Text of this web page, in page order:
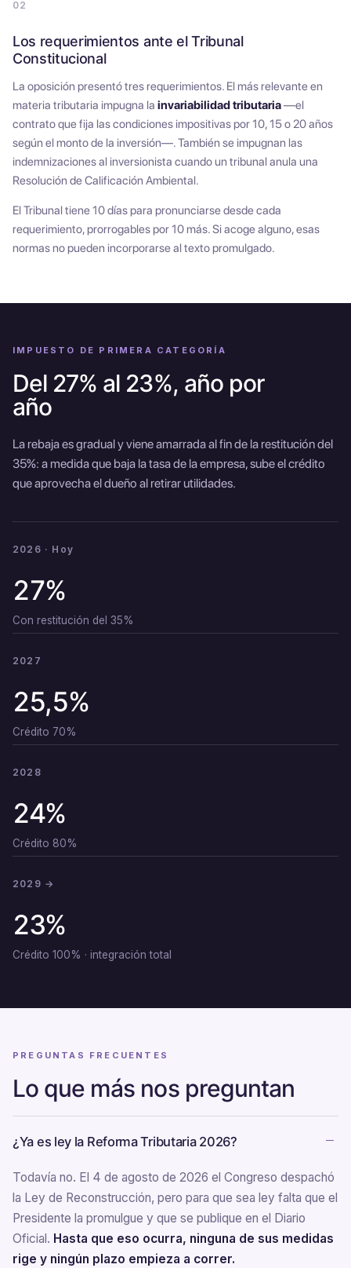
02
Los requerimientos ante el Tribunal
Constitucional
La oposición presentó tres requerimientos. El más relevante en
materia tributaria impugna la invariabilidad tributaria—el
contrato que fija las condiciones impositivas por 10, 15 o 20 años
según el monto de la inversión—. También se impugnan las
indemnizaciones al inversionista cuando un tribunal anula una
Resolución de Calificación Ambiental.
El Tribunal tiene 10 días para pronunciarse desde cada
requerimiento, prorrogables por 10 más. Si acoge alguno, esas
normas no pueden incorporarse al texto promulgado.
IMPUESTO DE PRIMERA CATEGORÍA
Del 27% al 23%, año por
año
La rebaja es gradual y viene amarrada al fin de la restitución del
35%: a medida que baja la tasa de la empresa, sube el crédito
que aprovecha el dueño al retirar utilidades.
2026 · Hoy
27%
Con restitución del 35%
2027
25,5%
Crédito 70%
2028
24%
Crédito 80%
2029 →
23%
Crédito 100% · integración total
PREGUNTAS FRECUENTES
Lo que más nos preguntan
¿Ya es ley la Reforma Tributaria 2026?
Todavía no. El 4 de agosto de 2026 el Congreso despachó
la Ley de Reconstrucción, pero para que sea ley falta que el
Presidente la promulgue y que se publique en el Diario
Oficial. Hasta que eso ocurra, ninguna de sus medidas
rige y ningún plazo empieza a correr.